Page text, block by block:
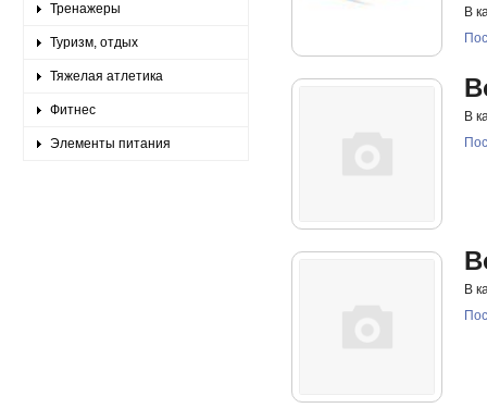
Тренажеры
Туризм, отдых
Тяжелая атлетика
Фитнес
Элементы питания
В
В
В